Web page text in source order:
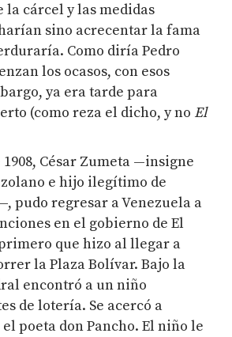
la cárcel y las medidas
sino acrecentar la fama
Como diría Pedro
los ocasos, con esos
ya era tarde para
(como reza el dicho, y no El
César Zumeta —insigne
e hijo ilegítimo de
pudo regresar a Venezuela a
en el gobierno de El
que hizo al llegar a
la Plaza Bolívar. Bajo la
encontró a un niño
de lotería. Se acercó a
poeta don Pancho. El niño le